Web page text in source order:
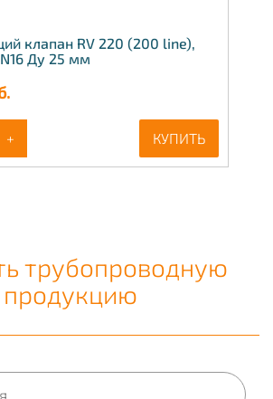
клапан RV 220 (200 line),
Ду 25 мм
+ КУПИТЬ
трубопроводную
продукцию